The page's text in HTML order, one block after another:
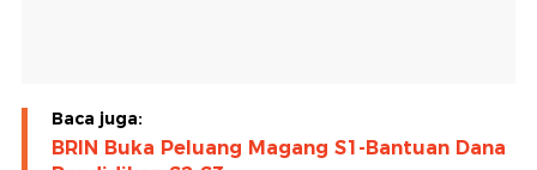
Baca juga:
BRIN Buka Peluang Magang S1-Bantuan Dana